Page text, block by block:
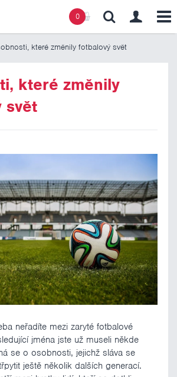
0
které změnily fotbalový svět
které změnily
svět
neřadíte mezi zaryté fotbalové
jména jste už museli někde
se o osobnosti, jejichž sláva se
ještě několik dalších generací.
prázdnotou